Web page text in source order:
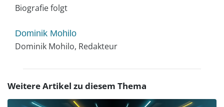
Biografie folgt
Dominik Mohilo
Dominik Mohilo, Redakteur
Weitere Artikel zu diesem Thema